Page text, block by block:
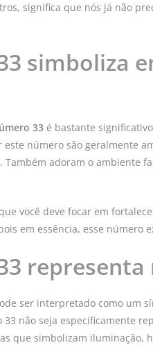
significa que nós já não
simboliza
33 é bastante
número são geralmente
adoram o ambiente
você deve focar em
em essência, esse número
ser interpretado como um
33 não seja especificamente
que simbolizam iluminação,